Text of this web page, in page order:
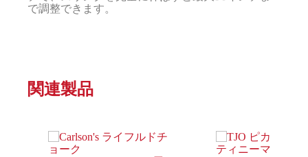
で調整できます。
関連製品